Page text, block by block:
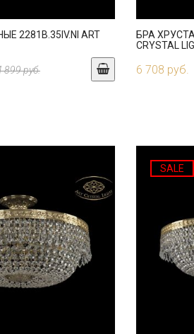
2281B.35IV.NI ART
899 руб.
БРА
CRYSTAL
6 708 руб.
SALE